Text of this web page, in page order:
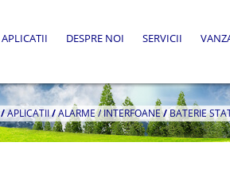
APLICATII DESPRE NOI SERVICII
/APLICATII/ALARME / INTERFOANE/BATERIE